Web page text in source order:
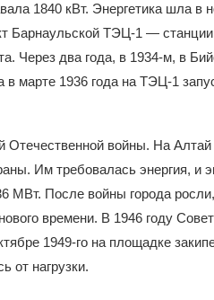
1840 кВт. Энергетика шла в
Барнаульской ТЭЦ-1 — станции
Через два года, в 1934-м, в
марте 1936 года на ТЭЦ-1
войны. На
Им требовалась энергия, и
МВт. После войны города
времени. В 1946 году
1949-го на площадке
от нагрузки.